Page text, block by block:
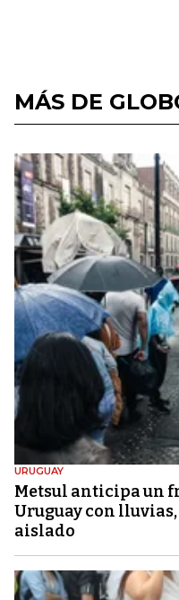
MÁS DE
URUGUAY
Metsul anticipa un
Uruguay con
aislado